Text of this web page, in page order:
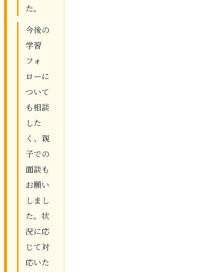
た。
今後の
学習
フォ
ローに
ついて
も相談
した
く、親
子での
面談も
お願い
しまし
た。状
況に応
じて対
応いた